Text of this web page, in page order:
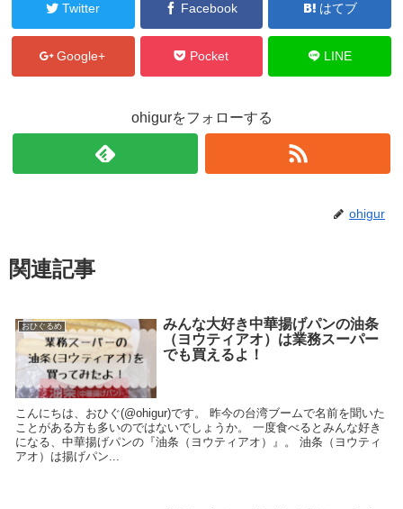
Twitter Facebook はてブ
Google+ Pocket LINE
ohigurをフォローする
ohigur
関連記事
おひぐるめ
みんな大好き中華揚げパンの油条
（ヨウティアオ）は業務スーパー
でも買えるよ！
こんにちは、おひぐ(@ohigur)です。 昨今の台湾ブームで名前を聞いた
ことがある方も多いのではないでしょうか。 一度食べるとみんな好き
になる、中華揚げパンの『油条（ヨウティアオ）』。 油条（ヨウティ
アオ）は揚げパン...